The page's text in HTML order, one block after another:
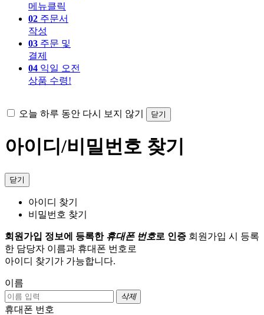
메뉴클릭
02 주문서
작성
03 주문 및
결제
04 익일 오전
상품 수령!
오늘 하루 동안 다시 보지 않기 닫기
아이디/비밀번호 찾기
닫기
아이디 찾기
비밀번호 찾기
회원가입 정보에 등록한 휴대폰 번호로 인증 회원가입 시 등록
한 담당자 이름과 휴대폰 번호로
아이디 찾기가 가능합니다.
이름
삭제
휴대폰 번호